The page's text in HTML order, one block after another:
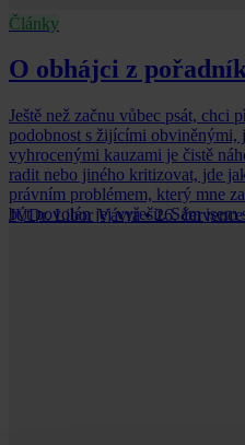
Články
O obhájci z
Ještě než začnu vůbec psát, chci
podobnost s žijícími obviněnými,
vyhrocenými kauzami je čistě
radit nebo jiného kritizovat, jde
právním problémem, který mne
být povolán jej vyřešit. Sám jsem
JUDr. Libor Vávra • 26.